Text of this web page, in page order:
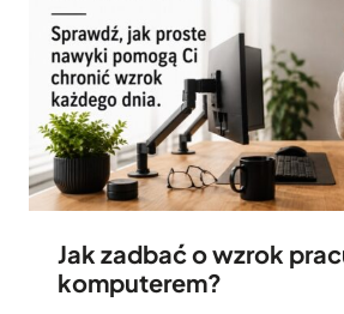
Jak zadbać o wzrok
komputerem?